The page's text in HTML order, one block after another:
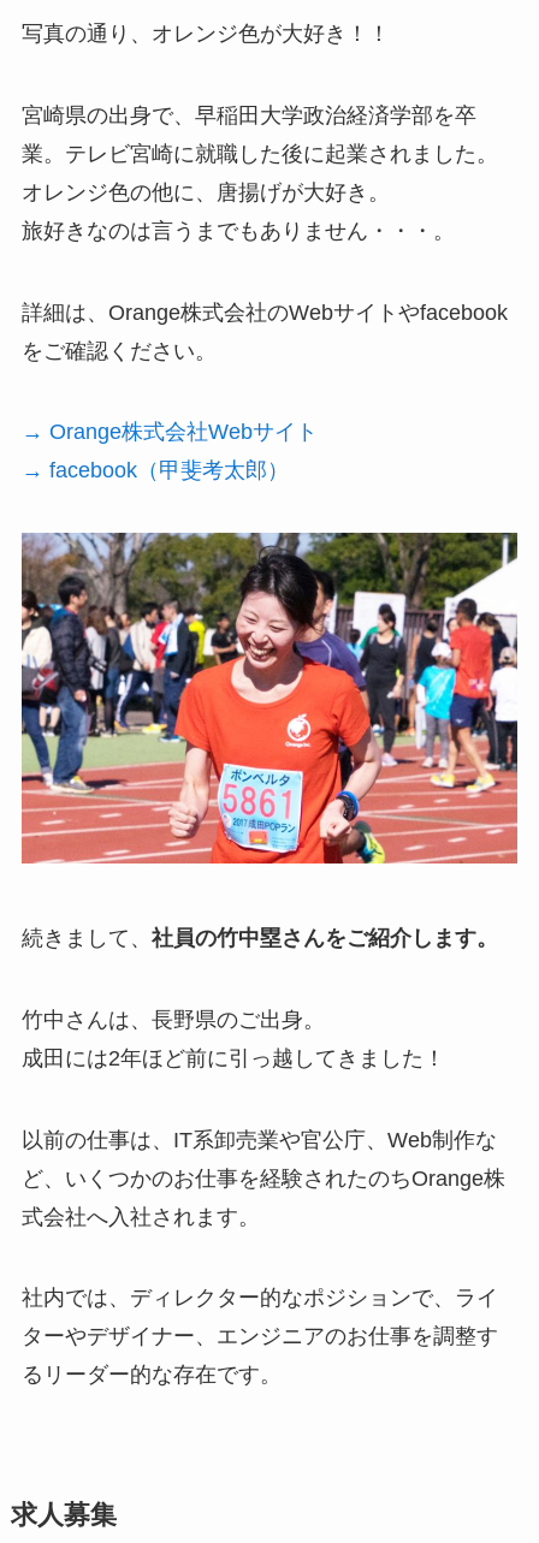
写真の通り、オレンジ色が大好き！！
宮崎県の出身で、早稲田大学政治経済学部を卒
業。テレビ宮崎に就職した後に起業されました。
オレンジ色の他に、唐揚げが大好き。
旅好きなのは言うまでもありません・・・。
詳細は、Orange株式会社のWebサイトやfacebook
をご確認ください。
→ Orange株式会社Webサイト
→ facebook（甲斐考太郎）
続きまして、 社員の竹中塁さんをご紹介します。
竹中さんは、長野県のご出身。
成田には2年ほど前に引っ越してきました！
以前の仕事は、IT系卸売業や官公庁、Web制作な
ど、いくつかのお仕事を経験されたのちOrange株
式会社へ入社されます。
社内では、ディレクター的なポジションで、ライ
ターやデザイナー、エンジニアのお仕事を調整す
るリーダー的な存在です。
求人募集